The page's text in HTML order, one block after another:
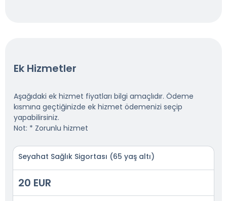
Ek Hizmetler
Aşağıdaki ek hizmet fiyatları bilgi amaçlıdır. Ödeme
kısmına geçtiğinizde ek hizmet ödemenizi seçip
yapabilirsiniz.
Not: * Zorunlu hizmet
Seyahat Sağlık Sigortası (65 yaş altı)
20 EUR